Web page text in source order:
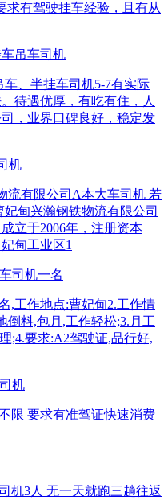
求有驾驶挂车经验，且有从
吊车司机
、半挂车司机5-7有实际
待遇优厚，有吃有住，人
，业界口碑良好，稳定发
机
流有限公司A本大车司机 若
甸兴瀚钢铁物流有限公司
立于2006年，注册资本
甸工业区1
司机一名
,工作地点:曹妃甸2.工作情
倒料,包月,工作轻松;3.月工
;4.要求:A2驾驶证,品行好,
机
限 要求有准驾证快速消费
机3人 无一天就跑三趟往返